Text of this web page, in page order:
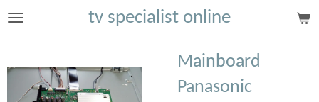
Ga
de
hoofdinhoud
tv specialist online
Mainboard
Panasonic